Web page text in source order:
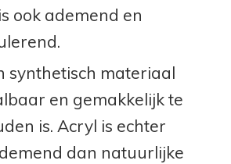
ook ademend en
synthetisch materiaal
en gemakkelijk te
is. Acryl is echter
dan natuurlijke